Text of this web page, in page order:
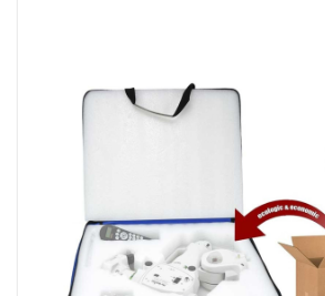
Speelgoed
Weerstations